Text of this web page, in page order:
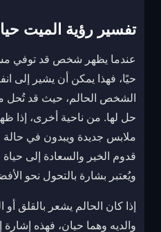
تفسير رؤية الميت
عندما يظهر شخص قد توفي
حيًا، فهذا يمكن أن يشير إلى
الشخص الحالم، حيث قد تُحل
حل لها. من ناحية أخرى، إذا
ملابس جديدة ويبدون في حالة
قدوم الخير والسعادة إلى حياة
ويُعتبر بشارة بالتحول نحو
إذا كان الحالم يشعر بالقلق
والديه وهما حيان، فهذه